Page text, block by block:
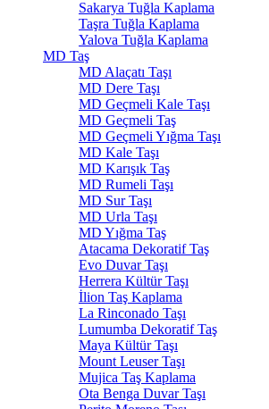
Sakarya Tuğla Kaplama
Taşra Tuğla Kaplama
Yalova Tuğla Kaplama
MD Taş
MD Alaçatı Taşı
MD Dere Taşı
MD Geçmeli Kale Taşı
MD Geçmeli Taş
MD Geçmeli Yığma Taşı
MD Kale Taşı
MD Karışık Taş
MD Rumeli Taşı
MD Sur Taşı
MD Urla Taşı
MD Yığma Taş
Atacama Dekoratif Taş
Evo Duvar Taşı
Herrera Kültür Taşı
İlion Taş Kaplama
La Rinconado Taşı
Lumumba Dekoratif Taş
Maya Kültür Taşı
Mount Leuser Taşı
Mujica Taş Kaplama
Ota Benga Duvar Taşı